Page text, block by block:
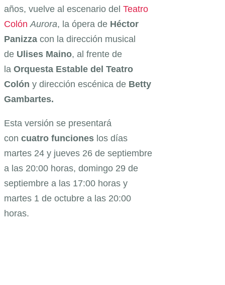
años, vuelve al escenario del Teatro
Colón Aurora, la ópera de Héctor
Panizza con la dirección musical
de Ulises Maino, al frente de
la Orquesta Estable del Teatro
Colón y dirección escénica de Betty
Gambartes.
Esta versión se presentará
con cuatro funciones los días
martes 24 y jueves 26 de septiembre
a las 20:00 horas, domingo 29 de
septiembre a las 17:00 horas y
martes 1 de octubre a las 20:00
horas.